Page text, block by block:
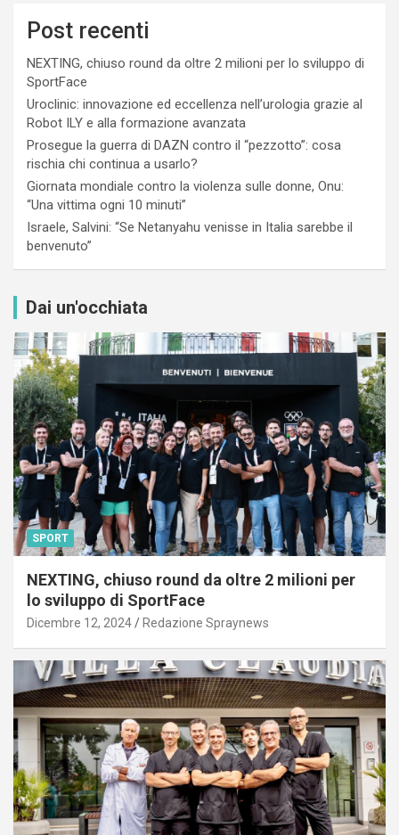
Post recenti
NEXTING, chiuso round da oltre 2 milioni per lo sviluppo di
SportFace
Uroclinic: innovazione ed eccellenza nell’urologia grazie al
Robot ILY e alla formazione avanzata
Prosegue la guerra di DAZN contro il “pezzotto”: cosa
rischia chi continua a usarlo?
Giornata mondiale contro la violenza sulle donne, Onu:
“Una vittima ogni 10 minuti”
Israele, Salvini: “Se Netanyahu venisse in Italia sarebbe il
benvenuto”
Dai un'occhiata
SPORT
NEXTING, chiuso round da oltre 2 milioni per
lo sviluppo di SportFace
Dicembre 12, 2024 Redazione Spraynews